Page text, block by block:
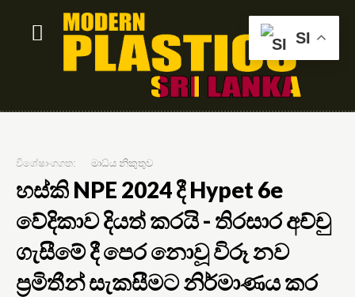
විශේෂාංගගත: මාධ්ය නිකුතුව
හස්කි NPE 2024 දී Hypet 6e
වේදිකාව දියත් කරයි - තිරසාර අච්චු
ගැසීමේ දී පෙර නොවූ විරූ නව
ප්‍රමිතීන් සැකසීමට නිර්මාණය කර
SI